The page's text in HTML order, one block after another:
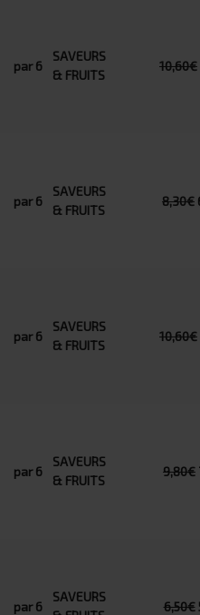
par 6
SAVEURS
& FRUITS
10,60€
par 6
SAVEURS
& FRUITS
8,30€
par 6
SAVEURS
& FRUITS
10,60€
par 6
SAVEURS
& FRUITS
9,80€
par 6
SAVEURS
6,50€